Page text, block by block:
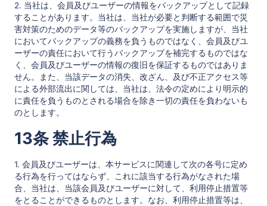
2. 当社は、会員及びユーザーの情報をバックアップとして記録
することがあります。当社は、当社が必要と判断する範囲で災
害対策のためのデータ等のバックアップを実施しますが、当社
においてバックアップの義務を負うものではなく、会員及びユ
ーザーの責任において行うバックアップを補完するものではな
く、会員及びユーザーの情報の復旧を保証するものではありま
せん。また、当該データの消失、改ざん、及び不正アクセス等
による外部流出に関しては、当社は、法令の定めにより明示的
に責任を負うものとされる場合を除き一切の責任を負わないも
のとします。
13条 禁止行為
1. 会員及びユーザーは、本サービスに関連して次の各号に定め
る行為を行ってはならず、これに該当する行為がなされた場
合、当社は、当該会員及びユーザーに対して、利用停止措置等
をとることができるものとします。なお、利用停止措置等は、